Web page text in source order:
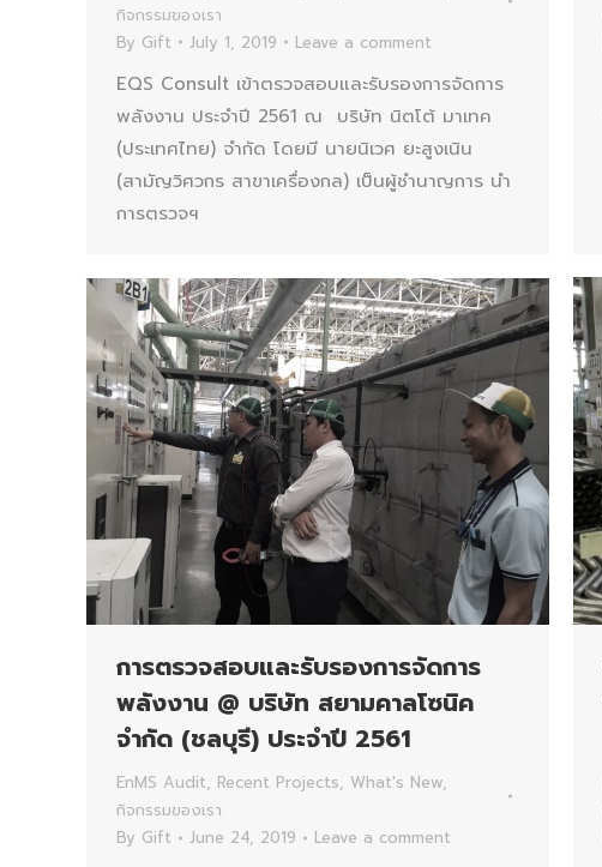
กิจกรรมของเรา
By Gift July 1, 2019 Leave a comment
EQS Consult เข้าตรวจสอบและรับรองการจัดการ
พลังงาน ประจำปี 2561 ณ บริษัท นิตโต้ มาเทค
(ประเทศไทย) จำกัด โดยมี นายนิเวศ ยะสูงเนิน
(สามัญวิศวกร สาขาเครื่องกล) เป็นผู้ชำนาญการ นำ
การตรวจฯ
การตรวจสอบและรับรองการจัดการ
พลังงาน @ บริษัท สยามคาลโซนิค
จำกัด (ชลบุรี) ประจำปี 2561
EnMS Audit, Recent Projects, What's New,
กิจกรรมของเรา
By Gift June 24, 2019 Leave a comment